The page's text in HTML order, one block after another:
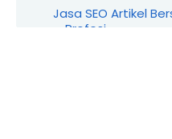
Jasa SEO Artikel
Profesi...